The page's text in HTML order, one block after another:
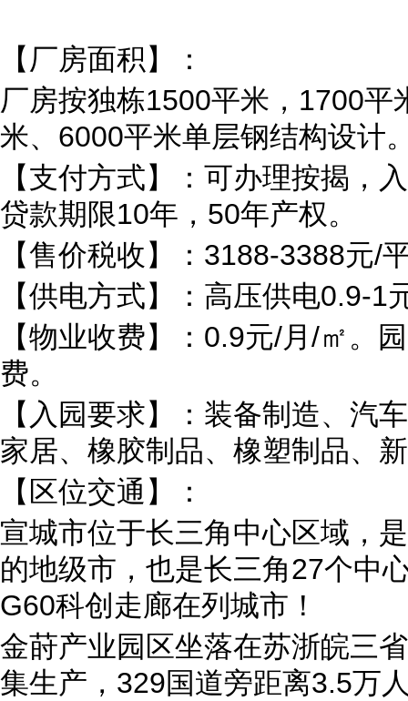
【厂房面积】：
厂房按独栋1500平米，1700
米、6000平米单层钢结构设计
【支付方式】：可办理按揭，
贷款期限10年，50年产权。
【售价税收】：3188-3388元/
【供电方式】：高压供电0.9-
【物业收费】：0.9元/月/㎡。
费。
【入园要求】：装备制造、汽
家居、橡胶制品、橡塑制品、
【区位交通】：
宣城市位于长三角中心区域，
的地级市，也是长三角27个中
G60科创走廊在列城市！
金莳产业园区坐落在苏浙皖三
集生产，329国道旁距离3.5万